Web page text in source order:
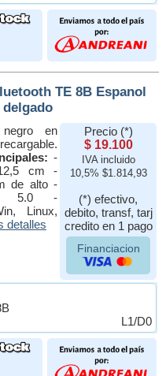
TE 8B Espanol
negro en
-
cm -
de alto -
5.0 -
Linux,
detalles
Precio (*)
$ 19.100
IVA incluido
10,5% $1.814,93
(*) efectivo,
debito, transf, tarj
credito en 1 pago
Financiacion
L1/D0